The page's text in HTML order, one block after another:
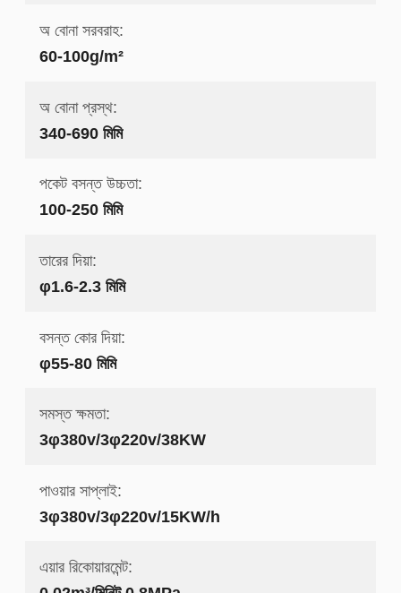
অ বোনা সরবরাহ:
60-100g/m²
অ বোনা প্রস্থ:
340-690 মিমি
পকেট বসন্ত উচ্চতা:
100-250 মিমি
তারের দিয়া:
φ1.6-2.3 মিমি
বসন্ত কোর দিয়া:
φ55-80 মিমি
সমস্ত ক্ষমতা:
3φ380v/3φ220v/38KW
পাওয়ার সাপ্লাই:
3φ380v/3φ220v/15KW/h
এয়ার রিকোয়ারমেন্ট: